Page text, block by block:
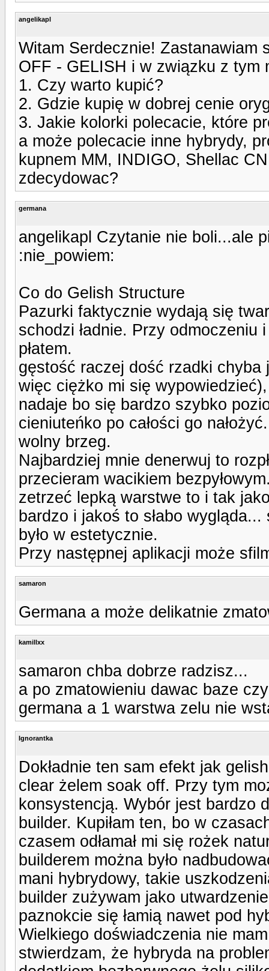
angelikapl
Witam Serdecznie! Zastanawiam
OFF - GELISH i w związku z tym
1. Czy warto kupić?
2. Gdzie kupię w dobrej cenie
3. Jakie kolorki polecacie, które
a może polecacie inne hybrydy,
kupnem MM, INDIGO, Shellac
zdecydowac?
germana
angelikapl Czytanie nie boli...ale
:nie_powiem:
Co do Gelish Structure
Pazurki faktycznie wydają się
schodzi ładnie. Przy odmoczeniu
płatem.
gęstość raczej dość rzadki
więc ciężko mi się
nadaje bo się bardzo szybko
cieniuteńko po całości go
wolny brzeg.
Najbardziej mnie denerwuj to
przecieram wacikiem
zetrzeć lepką warstwe to i tak
bardzo i jakoś to słabo
było w estetycznie.
Przy następnej aplikacji może
samaron
Germana a może delikatnie
kamillxx
samaron chba dobrze radzisz...
a po zmatowieniu dawac baze
germana a 1 warstwa zelu nie
Ignorantka
Dokładnie ten sam efekt jak
clear żelem soak off. Przy tym
konsystencją. Wybór jest bardzo
builder. Kupiłam ten, bo w
czasem odłamał mi się rożek
builderem można było
mani hybrydowy, takie
builder zużywam jako
paznokcie się łamią nawet pod
Wielkiego doświadczenia nie
stwierdzam, że hybryda na